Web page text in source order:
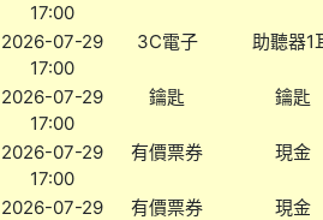
17:00
2026-07-29
17:00
3C電子 助聽器1
2026-07-29
17:00
鑰匙 鑰匙
2026-07-29
17:00
有價票券 現金
2026-07-29
有價票券 現金